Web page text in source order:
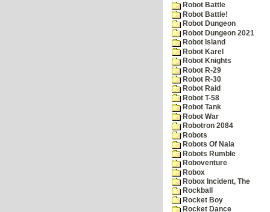
Robot Battle
Robot Battle!
Robot Dungeon
Robot Dungeon 2021
Robot Island
Robot Karel
Robot Knights
Robot R-29
Robot R-30
Robot Raid
Robot T-58
Robot Tank
Robot War
Robotron 2084
Robots
Robots Of Nala
Robots Rumble
Roboventure
Robox
Robox Incident, The
Rockball
Rocket Boy
Rocket Dance